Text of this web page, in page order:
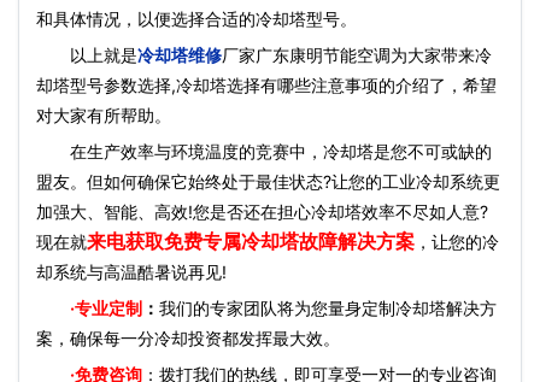
和具体情况，以便选择合适的冷却塔型号。
以上就是冷却塔维修厂家广东康明节能空调为大家带来冷
却塔型号参数选择,冷却塔选择有哪些注意事项的介绍了，希望
对大家有所帮助。
在生产效率与环境温度的竞赛中，冷却塔是您不可或缺的
盟友。但如何确保它始终处于最佳状态?让您的工业冷却系统更
加强大、智能、高效!您是否还在担心冷却塔效率不尽如人意?
现在就来电获取免费专属冷却塔故障解决方案 ，让您的冷
却系统与高温酷暑说再见!
·专业定制 ： 我们的专家团队将为您量身定制冷却塔解决方
案，确保每一分冷却投资都发挥最大效。
·免费咨询 ：拨打我们的热线，即可享受一对一的专业咨询